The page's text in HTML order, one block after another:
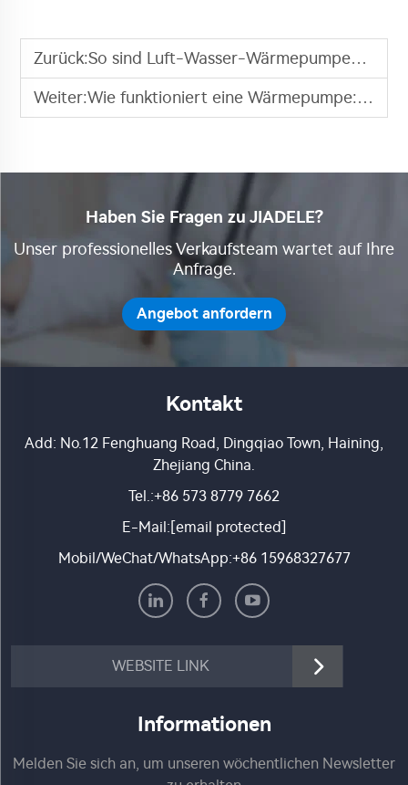
Zurück:So sind Luft-Wasser-Wärmepumpen-Wasserspeicherenergieeffizienter
Weiter:Wie funktioniert eine Wärmepumpe: Ein schrittweiser Prozess
Haben Sie Fragen zu JIADELE?
Unser professionelles Verkaufsteam wartet auf Ihre
Anfrage.
Angebot anfordern
Kontakt
Add: No.12 Fenghuang Road, Dingqiao Town, Haining,
Zhejiang China.
Tel.:+86 573 8779 7662
E-Mail:[email protected]
Mobil/WeChat/WhatsApp:+86 15968327677
WEBSITE LINK
Informationen
Melden Sie sich an, um unseren wöchentlichen Newsletter